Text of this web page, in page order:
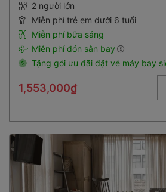
2 người lớn
Miễn phí trẻ em dưới 6 tuổi
Miễn phí bữa sáng
Miễn phí đón sân bay
Tặng gói ưu đãi đặt vé máy bay
1,553,000₫